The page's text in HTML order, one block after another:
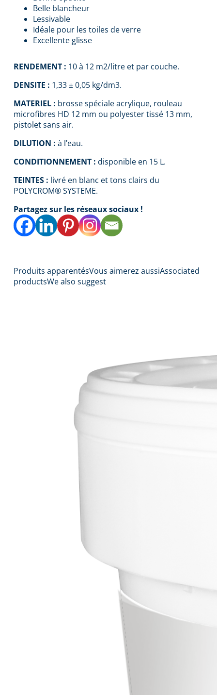
Belle blancheur
Lessivable
Idéale pour les toiles de verre
Excellente glisse
RENDEMENT : 10 à 12 m2/litre et par couche.
DENSITE : 1,33 ± 0,05 kg/dm3.
MATERIEL : brosse spéciale acrylique, rouleau
microfibres HD 12 mm ou polyester tissé 13 mm,
pistolet sans air.
DILUTION : à l’eau.
CONDITIONNEMENT : disponible en 15 L.
TEINTES : livré en blanc et tons clairs du
POLYCROM® SYSTEME.
Partagez sur les réseaux sociaux !
Produits apparentésVous aimerez aussiAssociated
productsWe also suggest